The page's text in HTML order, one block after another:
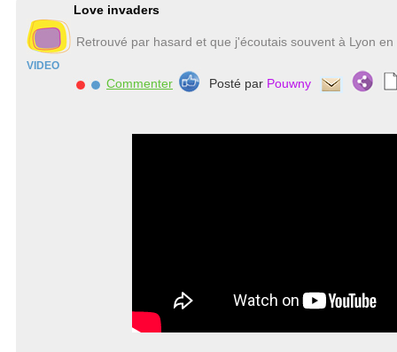
VIDEO
Love invaders
Retrouvé par hasard et que j'écoutais souvent à Lyon en
Commenter Posté par Pouwny